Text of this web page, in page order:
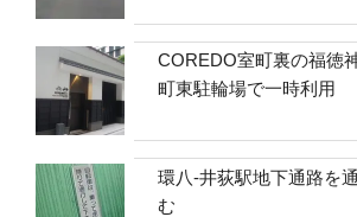
COREDO室町裏の福徳
町東駐輪場で一時利用
環八-井荻駅地下通路を
む